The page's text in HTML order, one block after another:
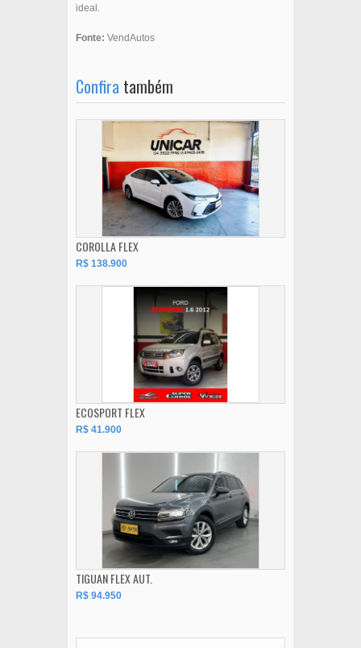
ideal.
Fonte: VendAutos
Confira também
COROLLA FLEX
R$ 138.900
ECOSPORT FLEX
R$ 41.900
TIGUAN FLEX AUT.
R$ 94.950